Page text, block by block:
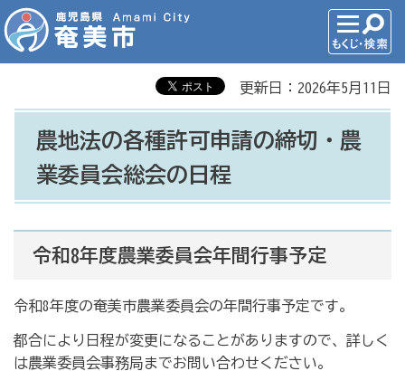
更新日：2026年5月11日
農地法の各種許可申請の締切・農
業委員会総会の日程
令和8年度農業委員会年間行事予定
令和8年度の奄美市農業委員会の年間行事予定です。
都合により日程が変更になることがありますので、詳しく
は農業委員会事務局までお問い合わせください。